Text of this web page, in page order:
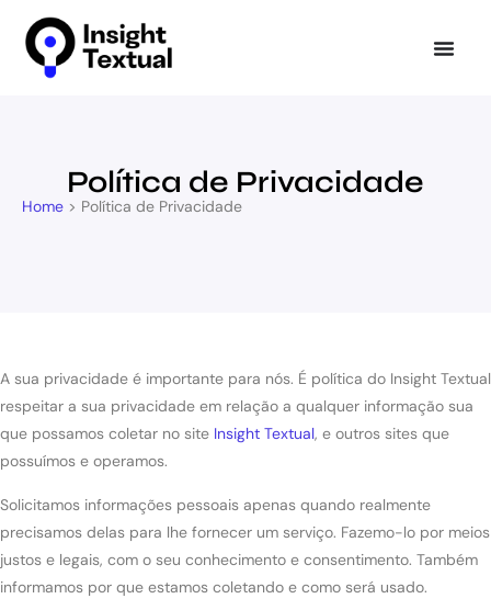
Política de Privacidade
Home > Política de Privacidade
A sua privacidade é importante para nós. É política do Insight Textual
respeitar a sua privacidade em relação a qualquer informação sua
que possamos coletar no site Insight Textual, e outros sites que
possuímos e operamos.
Solicitamos informações pessoais apenas quando realmente
precisamos delas para lhe fornecer um serviço. Fazemo-lo por meios
justos e legais, com o seu conhecimento e consentimento. Também
informamos por que estamos coletando e como será usado.